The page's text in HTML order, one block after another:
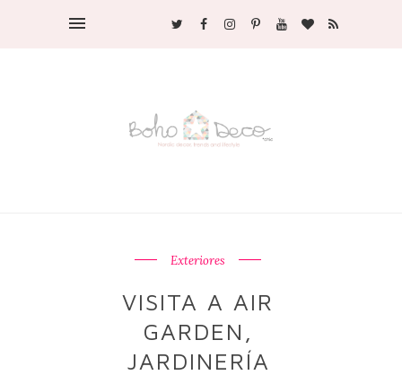
Exteriores
VISITA A AIR
GARDEN,
JARDINERÍA